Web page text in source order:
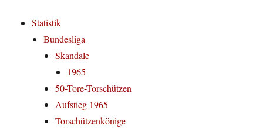
Statistik
Bundesliga
Skandale
1965
50-Tore-Torschützen
Aufstieg 1965
Torschützenkönige